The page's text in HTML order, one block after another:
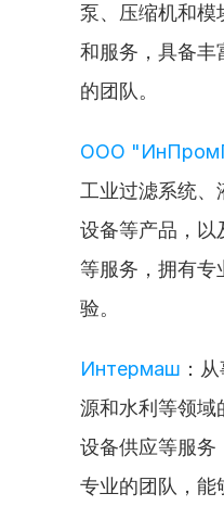
泵、压缩机和模
和服务，具备丰
的团队。
ООО
工业过滤系统、
设备等产品，以
等服务，拥有专
验。
Интермаш ：
源和水利等领域
设备供应等服务
专业的团队，能